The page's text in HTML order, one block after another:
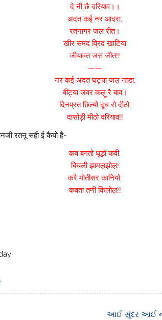
दे नी छै दरियाव।।
अदत कई नर आदरा,
रतनागर जल रीत।
खीर समद व्रिद खाटिया
जीयावत जस जीत!!
——
नर कई अदत घट्या जल़ नाडा,
बींट्या जंवर कल़ू रै बाव।
दिनप्रत छिल्यो दूध रो दीठो,
दासोड़ी मीठो दरियाव!!
रतनू सही ई कैयो है-
कव बगतो धूड़ो कवी,
बिचली झामल़झोल़!
करै मोतीसर कानियो,
कवता तणी किलोल़!!
આઈ સુંદર આઈ નો